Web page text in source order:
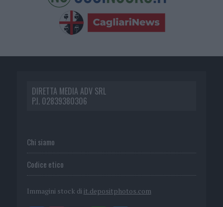
DIRETTA MEDIA ADV SRL
P.I. 02839380306
Chi siamo
Codice etico
Immagini stock di it.depositphotos.com